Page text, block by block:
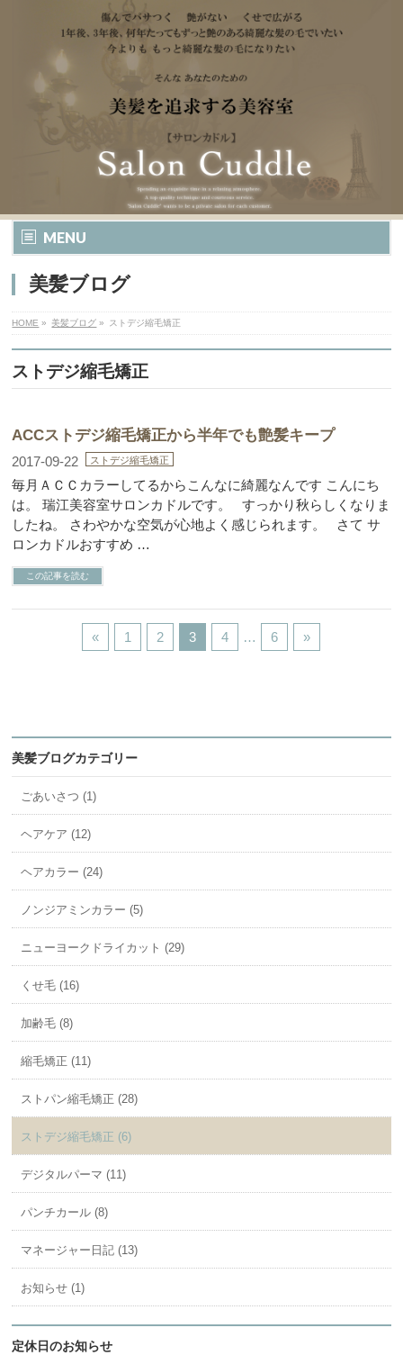
MENU
美髪ブログ
HOME » 美髪ブログ » ストデジ縮毛矯正
ストデジ縮毛矯正
ACCストデジ縮毛矯正から半年でも艶髪キープ
2017-09-22 ストデジ縮毛矯正
毎月ＡＣＣカラーしてるからこんなに綺麗なんです こんにち
は。 瑞江美容室サロンカドルです。 すっかり秋らしくなりま
したね。 さわやかな空気が心地よく感じられます。 さて サ
ロンカドルおすすめ …
この記事を読む
« 1 2 3 4 … 6 »
美髪ブログカテゴリー
ごあいさつ (1)
ヘアケア (12)
ヘアカラー (24)
ノンジアミンカラー (5)
ニューヨークドライカット (29)
くせ毛 (16)
加齢毛 (8)
縮毛矯正 (11)
ストパン縮毛矯正 (28)
ストデジ縮毛矯正 (6)
デジタルパーマ (11)
パンチカール (8)
マネージャー日記 (13)
お知らせ (1)
定休日のお知らせ